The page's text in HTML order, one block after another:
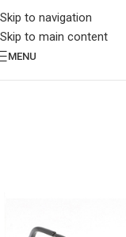
Skip to navigation
Skip to main content
MENU